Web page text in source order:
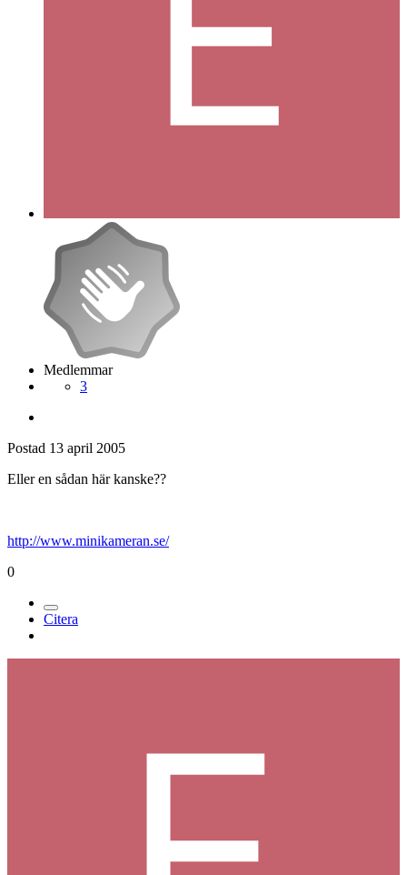
Medlemmar
3
Postad 13 april 2005
Eller en sådan här kanske??
http://www.minikameran.se/
0
Citera